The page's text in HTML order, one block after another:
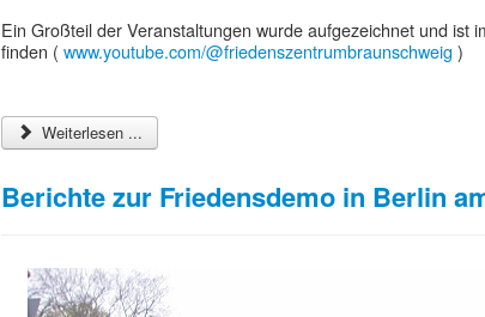
Ein Großteil der Veranstaltungen wurde aufgezeichnet und ist
finden ( www.youtube.com/@friedenszentrumbraunschweig )
Weiterlesen ...
Berichte zur Friedensdemo in Berlin